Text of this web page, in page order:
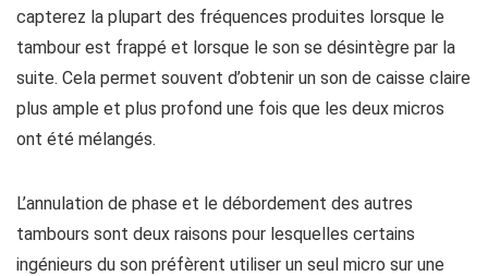
capterez la plupart des fréquences produites lorsque le
tambour est frappé et lorsque le son se désintègre par la
suite. Cela permet souvent d’obtenir un son de caisse claire
plus ample et plus profond une fois que les deux micros
ont été mélangés.
L’annulation de phase et le débordement des autres
tambours sont deux raisons pour lesquelles certains
ingénieurs du son préfèrent utiliser un seul micro sur une